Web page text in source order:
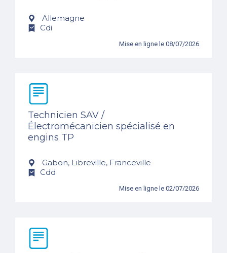
Allemagne
Cdi
Mise en ligne le 08/07/2026
Technicien SAV /
Électromécanicien spécialisé en
engins TP
Gabon, Libreville, Franceville
Cdd
Mise en ligne le 02/07/2026